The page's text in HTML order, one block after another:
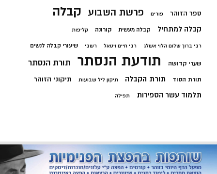
ספר הזוהר פורים פרשת השבוע קבלה
קבלה למתחיל קבלה מעשית קורונה קליפות
רבי ברוך שלום הלוי אשלג רבי חיים ויטאל רשבי שיעורי קבלה לנשים
שערי קדושה תודעת הנסתר תורת הנסתר
תורת הסוד תורת הקבלה תיקון ליל שבועות תיקוני הזוהר
תלמוד עשר הספירות תפילה